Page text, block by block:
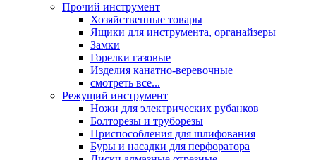
Прочий инструмент
Хозяйственные товары
Ящики для инструмента, органайзеры
Замки
Горелки газовые
Изделия канатно-веревочные
смотреть все...
Режущий инструмент
Ножи для электрических рубанков
Болторезы и труборезы
Приспособления для шлифования
Буры и насадки для перфоратора